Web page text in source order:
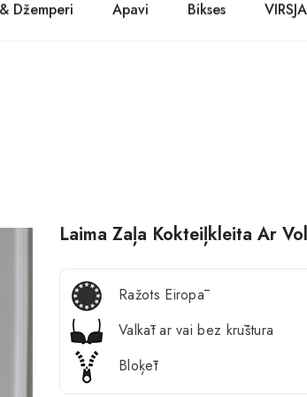
PASŪTĪT TŪLĪT! Prece tiks piegādāta 1-3
Džemperi Apavi Bikses
Laima Zaļa Kokteiļkleita Ar
Ražots Eiropā
Valkāt ar vai bez krūštura
Bloķēt